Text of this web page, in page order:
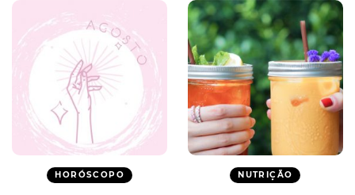
HORÓSCOPO NUTRIÇÃO